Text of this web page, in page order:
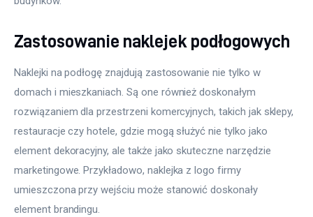
Zastosowanie naklejek podłogowych
Naklejki na podłogę znajdują zastosowanie nie tylko w
domach i mieszkaniach. Są one również doskonałym
rozwiązaniem dla przestrzeni komercyjnych, takich jak sklepy,
restauracje czy hotele, gdzie mogą służyć nie tylko jako
element dekoracyjny, ale także jako skuteczne narzędzie
marketingowe. Przykładowo, naklejka z logo firmy
umieszczona przy wejściu może stanowić doskonały
element brandingu.